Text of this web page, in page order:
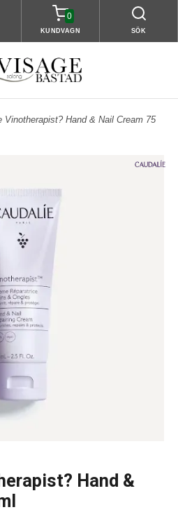
0
KUNDVAGN SÖK
Vinotherapist? Hand & Nail Cream 75
Hand &